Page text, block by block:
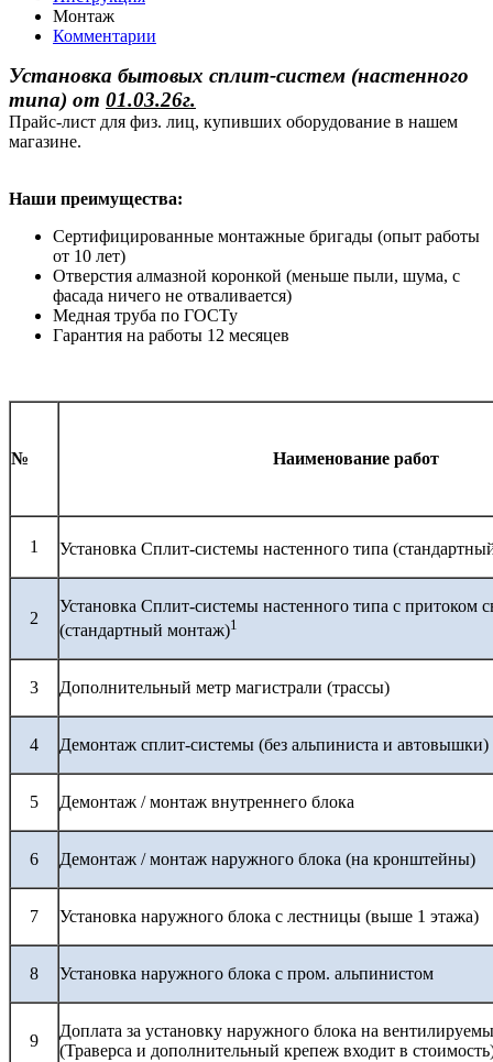
Монтаж
Комментарии
Установка бытовых сплит-систем (настенного
типа) от 01.03.26г.
Прайс-лист для физ. лиц, купивших оборудование в нашем
магазине.
Наши преимущества:
Сертифицированные монтажные бригады (опыт работы
от 10 лет)
Отверстия алмазной коронкой (меньше пыли, шума, с
фасада ничего не отваливается)
Медная труба по ГОСТу
Гарантия на работы 12 месяцев
№ Наименование работ
1 Установка Сплит-системы настенного типа
2
Установка Сплит-системы настенного типа с притоком
(стандартный монтаж)1
3 Дополнительный метр магистрали (трассы)
4 Демонтаж сплит-системы (без альпиниста и автовышки)
5 Демонтаж / монтаж внутреннего блока
6 Демонтаж / монтаж наружного блока (на кронштейны)
7 Установка наружного блока с лестницы (выше 1 этажа)
8 Установка наружного блока с пром. альпинистом
9
Доплата за установку наружного блока на
(Траверса и дополнительный крепеж входит в